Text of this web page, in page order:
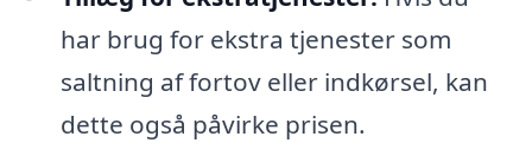
har brug for ekstra tjenester som
saltning af fortov eller indkørsel, kan
dette også påvirke prisen.